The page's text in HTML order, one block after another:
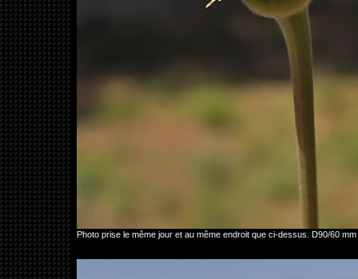
Photo prise le même jour et au même endroit que ci-dessus. D90/60